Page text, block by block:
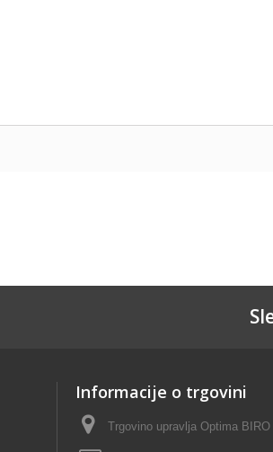
Informacije o trgovini
Trgovino upravlja Optima BIRO